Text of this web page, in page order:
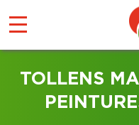
TOLLENS